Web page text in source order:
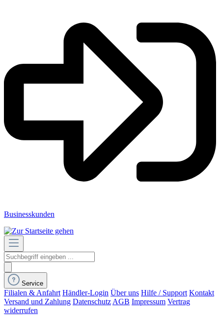
Businesskunden
Service
Filialen & Anfahrt Händler-Login Über uns Hilfe / Support Kontakt
Versand und Zahlung Datenschutz AGB Impressum Vertrag
widerrufen